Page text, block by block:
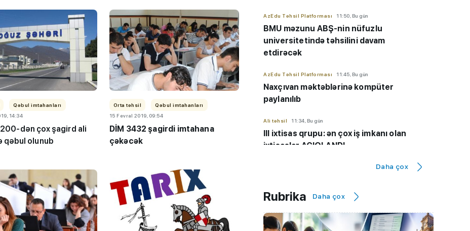
Qəbul imtahanları
14:34
dən çox şagird ali
qəbul olunub
Orta təhsil
Qəbul imtahanları
15 Fevral 2019, 09:54
DİM 3432 şagirdi imtahana
çəkəcək
AzEdu Təhsil Platforması 11:50, Bu gün
BMU məzunu ABŞ-nin nüfuzlu
universitetində təhsilini davam
etdirəcək
AzEdu Təhsil Platforması 11:45, Bu gün
Naxçıvan məktəblərinə kompüter
paylanılıb
Ali təhsil 11:34, Bu gün
III ixtisas qrupu: ən çox iş imkanı olan
ixtisaslar AÇIQLANDI
olmayacaq
AzEdu Təhsil Platforması 10:50, Bu gün
BMU-da yeniliklər: 3 ikili diplom proqramı
Daha çox
Rubrika Daha çox